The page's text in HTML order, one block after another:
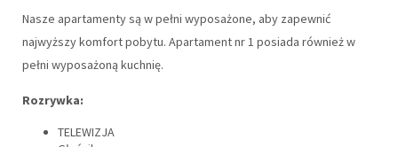
Nasze apartamenty są w pełni wyposażone, aby zapewnić
najwyższy komfort pobytu. Apartament nr 1 posiada również w
pełni wyposażoną kuchnię.
Rozrywka:
TELEWIZJA